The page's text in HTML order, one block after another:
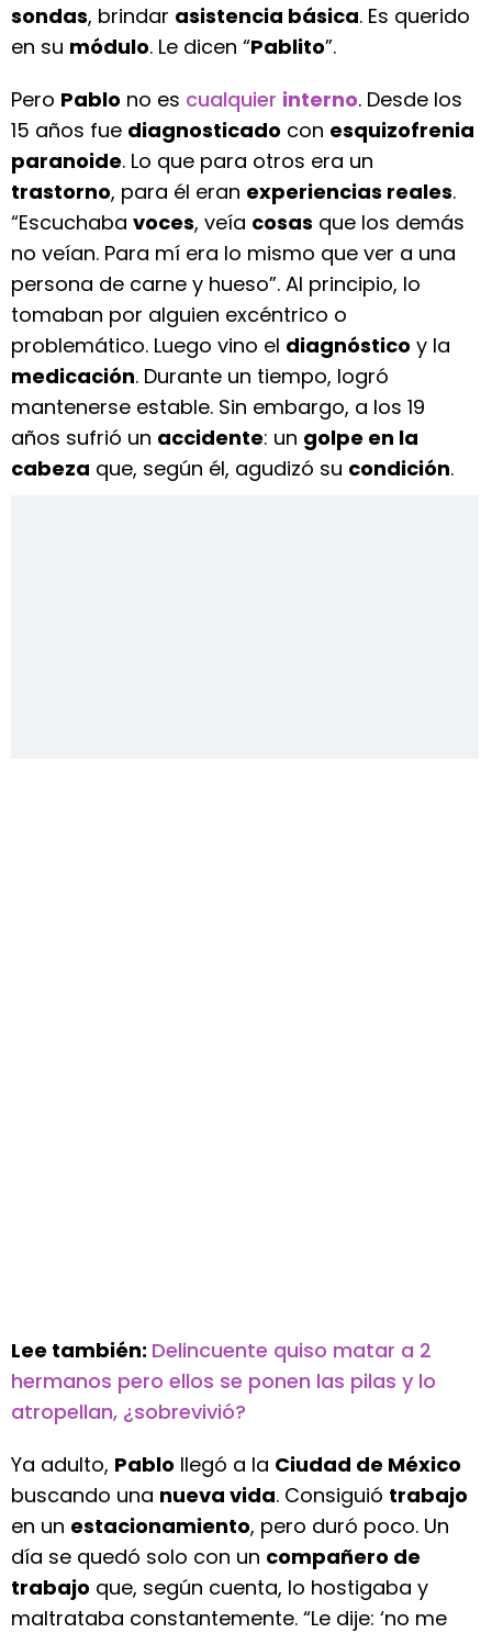
sondas, brindar asistencia básica. Es querido
en su módulo. Le dicen “Pablito”.
Pero Pablo no es cualquier interno. Desde los
15 años fue diagnosticado con esquizofrenia
paranoide. Lo que para otros era un
trastorno, para él eran experiencias reales.
“Escuchaba voces, veía cosas que los demás
no veían. Para mí era lo mismo que ver a una
persona de carne y hueso”. Al principio, lo
tomaban por alguien excéntrico o
problemático. Luego vino el diagnóstico y la
medicación. Durante un tiempo, logró
mantenerse estable. Sin embargo, a los 19
años sufrió un accidente: un golpe en la
cabeza que, según él, agudizó su condición.
Lee también: Delincuente quiso matar a 2
hermanos pero ellos se ponen las pilas y lo
atropellan, ¿sobrevivió?
Ya adulto, Pablo llegó a la Ciudad de México
buscando una nueva vida. Consiguió trabajo
en un estacionamiento, pero duró poco. Un
día se quedó solo con un compañero de
trabajo que, según cuenta, lo hostigaba y
maltrataba constantemente. “Le dije: ‘no me